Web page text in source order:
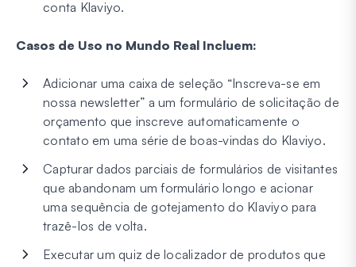
conta Klaviyo.
Casos de Uso no Mundo Real Incluem:
Adicionar uma caixa de seleção “Inscreva-se em
nossa newsletter” a um formulário de solicitação de
orçamento que inscreve automaticamente o
contato em uma série de boas-vindas do Klaviyo.
Capturar dados parciais de formulários de visitantes
que abandonam um formulário longo e acionar
uma sequência de gotejamento do Klaviyo para
trazê-los de volta.
Executar um quiz de localizador de produtos que